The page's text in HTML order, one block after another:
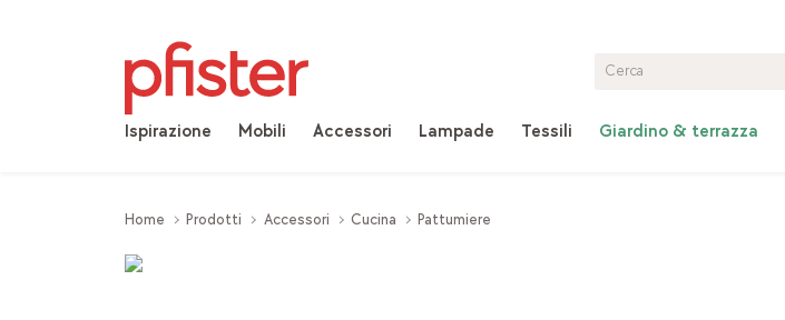
Ispirazione Mobili Accessori Lampade Tessili Giardino & terrazza
Home Prodotti Accessori Cucina Pattumiere